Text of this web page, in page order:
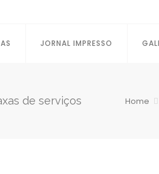
JORNAL IMPRESSO
de serviços Home